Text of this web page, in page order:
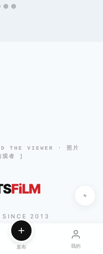
THE VIEWER · 照片
观者 ]
FiLM
SINCE 2013
发布 我的